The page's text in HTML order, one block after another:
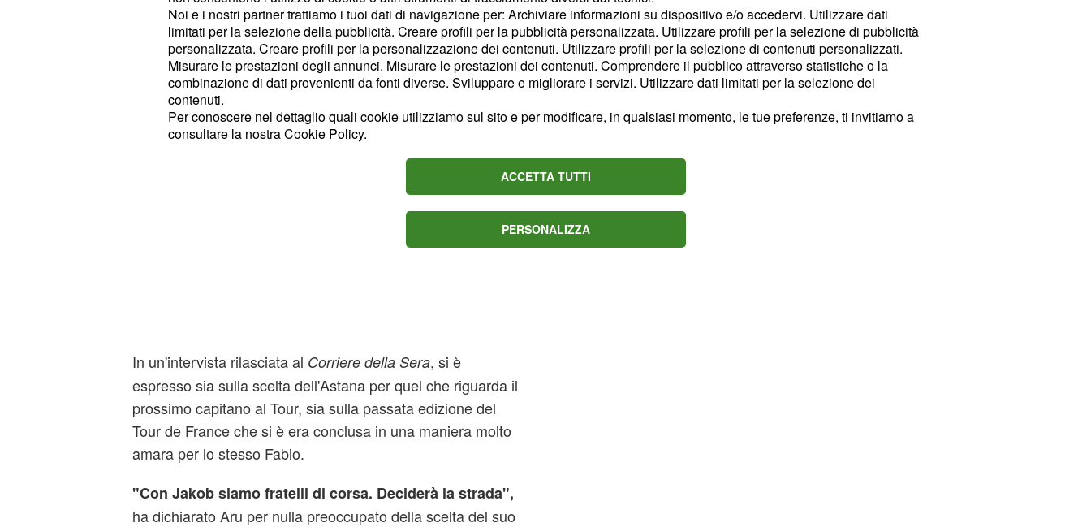
Il dualismo con Jakog Fuglsang, compagno di squadra di
Aru, non preoccupa lo stesso Fabio.
In un'intervista rilasciata al Corriere della Sera, si è
espresso sia sulla scelta dell'Astana per quel che riguarda il
prossimo capitano al Tour, sia sulla passata edizione del
Tour de France che si è era conclusa in una maniera molto
amara per lo stesso Fabio.
"Con Jakob siamo fratelli di corsa. Deciderà la strada",
ha dichiarato Aru per nulla preoccupato della scelta del suo
Noi e i nostri partner trattiamo i tuoi dati di navigazione per: Archiviare informazioni su dispositivo e/o accedervi. Utilizzare dati
limitati per la selezione della pubblicità. Creare profili per la pubblicità personalizzata. Utilizzare profili per la selezione di pubblicità
personalizzata. Creare profili per la personalizzazione dei contenuti. Utilizzare profili per la selezione di contenuti personalizzati.
Misurare le prestazioni degli annunci. Misurare le prestazioni dei contenuti. Comprendere il pubblico attraverso statistiche o la
combinazione di dati provenienti da fonti diverse. Sviluppare e migliorare i servizi. Utilizzare dati limitati per la selezione dei
contenuti.
Per conoscere nel dettaglio quali cookie utilizziamo sul sito e per modificare, in qualsiasi momento, le tue preferenze, ti invitiamo a
consultare la nostraCookie Policy.
ACCETTA TUTTI
PERSONALIZZA